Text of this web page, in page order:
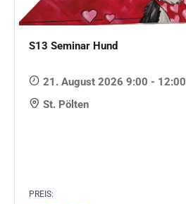
S13 Seminar Hund
21. August 2026 9:00 - 12:00
St. Pölten
PREIS: